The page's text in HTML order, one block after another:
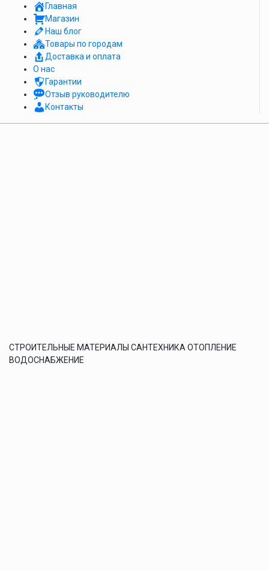
Главная
Магазин
Наш блог
Товары по городам
Доставка и оплата
О нас
Гарантии
Отзыв руководителю
Контакты
СТРОИТЕЛЬНЫЕ МАТЕРИАЛЫ САНТЕХНИКА ОТОПЛЕНИЕ
ВОДОСНАБЖЕНИЕ